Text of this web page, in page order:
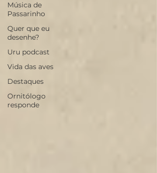
Música de
Passarinho
Quer que eu
desenhe?
Uru podcast
Vida das aves
Destaques
Ornitólogo
responde